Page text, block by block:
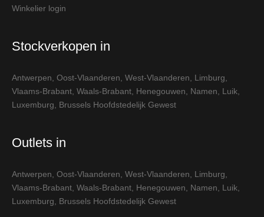
Winkelier login
Stockverkopen in
Antwerpen Oost-Vlaanderen West-Vlaanderen Limburg
Vlaams-Brabant Waals-Brabant Henegouwen Namen Luik
Luxemburg
Brussels Hoofdstedelijk Gewest
Outlets in
Antwerpen Oost-Vlaanderen West-Vlaanderen Limburg
Vlaams-Brabant Waals-Brabant Henegouwen Namen Luik
Luxemburg
Brussels Hoofdstedelijk Gewest